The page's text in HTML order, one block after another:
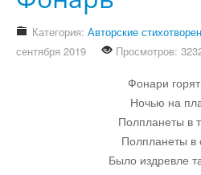
Категория: Авторские
сентября 2019
Просмотров:
Фонари
Ночью на
Полпланеты в
Полпланеты в
Было издревле